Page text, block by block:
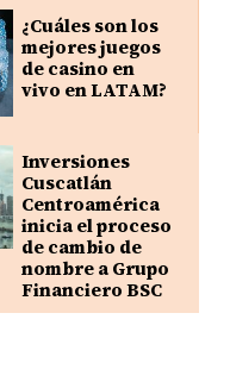
¿Cuáles son los
mejores juegos
de casino en
vivo en LATAM?
Inversiones
Cuscatlán
Centroamérica
inicia el proceso
de cambio de
nombre a Grupo
Financiero BSC